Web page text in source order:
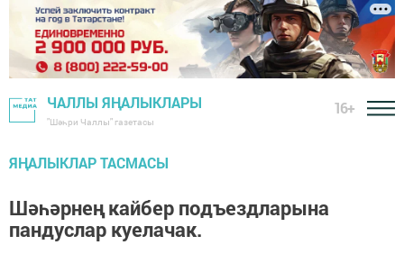
ЧАЛЛЫ ЯҢАЛЫКЛАРЫ
"Шәһри Чаллы" газетасы
16+
ЯҢАЛЫКЛАР ТАСМАСЫ
Шәһәрнең кайбер подъездларына
пандуслар куелачак.